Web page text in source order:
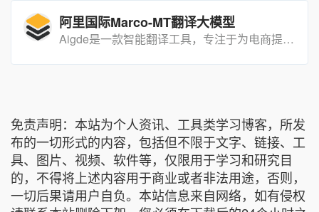
阿里国际Marco-MT翻译大模型
Aigde是一款智能翻译工具，专注于为电商提供上下文感知的可靠翻译和智能适应服务。
免责声明：本站为个人资讯、工具类学习博客，所发
布的一切形式的内容，包括但不限于文字、链接、工
具、图片、视频、软件等，仅限用于学习和研究目
的，不得将上述内容用于商业或者非法用途，否则，
一切后果请用户自负。本站信息来自网络，如有侵权